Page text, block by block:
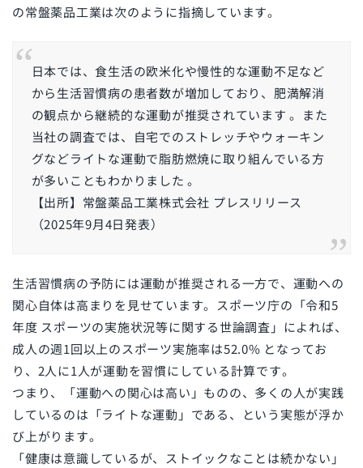
の常盤薬品工業は次のように指摘しています。
日本では、食生活の欧米化や慢性的な運動不足など
から生活習慣病の患者数が増加しており、肥満解消
の観点から継続的な運動が推奨されています 。また
当社の調査では、自宅でのストレッチやウォーキン
グなどライトな運動で脂肪燃焼に取り組んでいる方
が多いこともわかりました 。
【出所】常盤薬品工業株式会社 プレスリリース
（2025年9月4日発表）
生活習慣病の予防には運動が推奨される一方で、運動への
関心自体は高まりを見せています。スポーツ庁の「令和5
年度 スポーツの実施状況等に関する世論調査」によれば、
成人の週1回以上のスポーツ実施率は52.0% となってお
り、2人に1人が運動を習慣にしている計算です。
つまり、「運動への関心は高い」ものの、多くの人が実践
しているのは「ライトな運動」である、という実態が浮か
び上がります。
「健康は意識しているが、ストイックなことは続かない」